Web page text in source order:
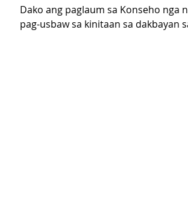
Dako ang paglaum sa Konseho nga
pag-usbaw sa kinitaan sa dakbayan